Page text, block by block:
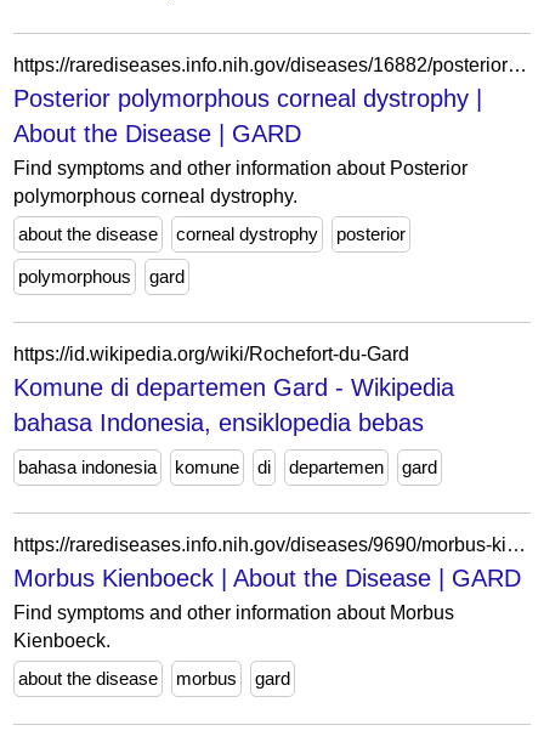
https://rarediseases.info.nih.gov/diseases/16882/posterior-polymorphous-corneal-dystrophy
Posterior polymorphous corneal dystrophy |
About the Disease | GARD
Find symptoms and other information about Posterior
polymorphous corneal dystrophy.
about the disease
corneal dystrophy posterior
polymorphous gard
https://id.wikipedia.org/wiki/Rochefort-du-Gard
Komune di departemen Gard - Wikipedia
bahasa Indonesia, ensiklopedia bebas
bahasa indonesia komune di departemen gard
https://rarediseases.info.nih.gov/diseases/9690/morbus-kienboeck
Morbus Kienboeck | About the Disease | GARD
Find symptoms and other information about Morbus
Kienboeck.
about the disease
morbus gard